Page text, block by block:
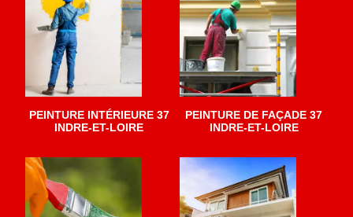
PEINTURE INTÉRIEURE 37
INDRE-ET-LOIRE
PEINTURE DE FAÇADE 37
INDRE-ET-LOIRE